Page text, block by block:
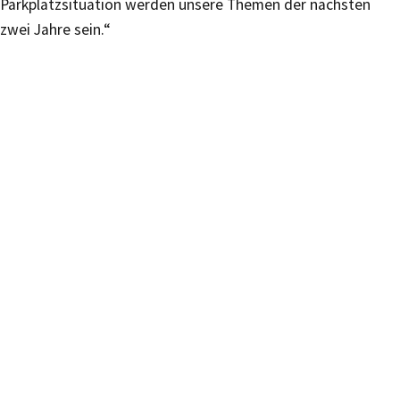
Parkplatzsituation werden unsere Themen der nächsten
zwei Jahre sein.“